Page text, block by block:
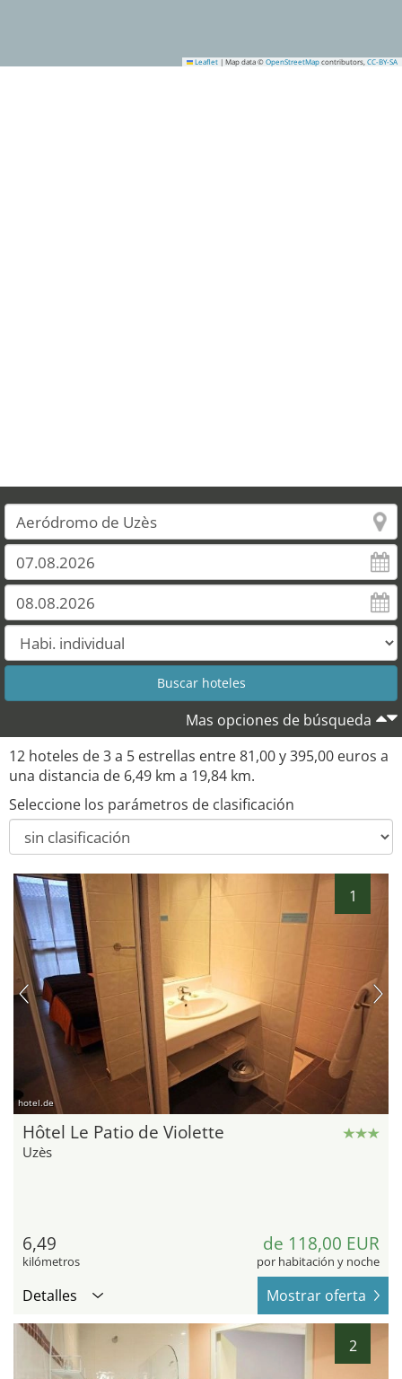
Leaflet | Map data © OpenStreetMap contributors, CC-BY-SA
Mas opciones de búsqueda
12 hoteles de 3 a 5 estrellas entre 81,00 y 395,00 euros a
una distancia de 6,49 km a 19,84 km.
Seleccione los parámetros de clasificación
1
hotel.de
Hôtel Le Patio de Violette
Uzès
6,49
kilómetros
de 118,00 EUR
por habitación y noche
Detalles Mostrar oferta
2